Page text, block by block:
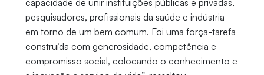
capacidade de unir instituições públicas e privadas,
pesquisadores, profissionais da saúde e indústria
em torno de um bem comum. Foi uma força-tarefa
construída com generosidade, competência e
compromisso social, colocando o conhecimento e